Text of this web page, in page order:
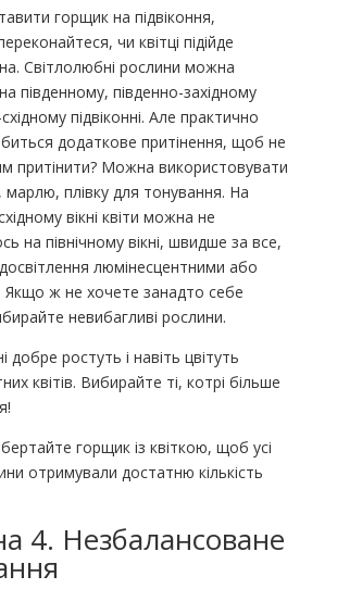
горщик на підвіконня,
чи квітці підійде
Світлолюбні рослини можна
південному, південно-західному
підвіконні. Але практично
додаткове притінення, щоб не
притінити? Можна використовувати
марлю, плівку для тонування. На
вікні квіти можна не
на північному вікні, швидше за все,
люмінесцентними або
Якщо ж не хочете занадто себе
невибагливі рослини.
добре ростуть і навіть цвітуть
квітів. Вибирайте ті, котрі більше
горщик із квіткою, щоб усі
отримували достатню кількість
4. Незбалансоване